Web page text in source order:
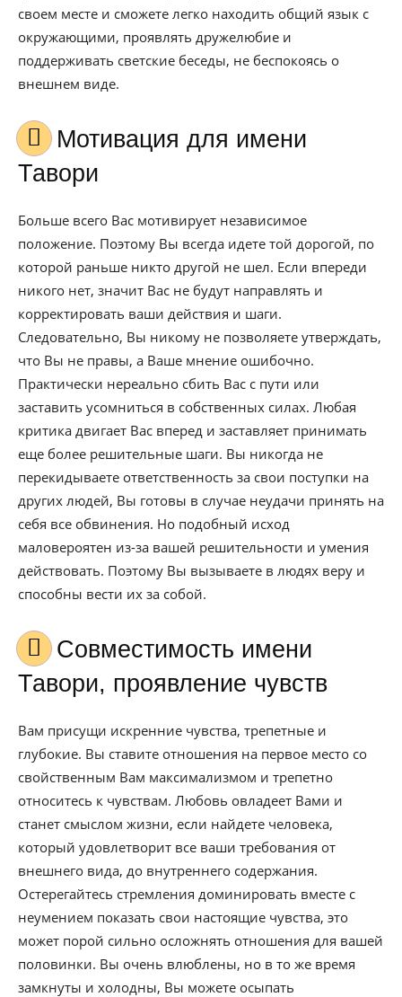
своем месте и сможете легко находить общий язык с
окружающими, проявлять дружелюбие и
поддерживать светские беседы, не беспокоясь о
внешнем виде.
Мотивация для имени
Тавори
Больше всего Вас мотивирует независимое
положение. Поэтому Вы всегда идете той дорогой, по
которой раньше никто другой не шел. Если впереди
никого нет, значит Вас не будут направлять и
корректировать ваши действия и шаги.
Следовательно, Вы никому не позволяете утверждать,
что Вы не правы, а Ваше мнение ошибочно.
Практически нереально сбить Вас с пути или
заставить усомниться в собственных силах. Любая
критика двигает Вас вперед и заставляет принимать
еще более решительные шаги. Вы никогда не
перекидываете ответственность за свои поступки на
других людей, Вы готовы в случае неудачи принять на
себя все обвинения. Но подобный исход
маловероятен из-за вашей решительности и умения
действовать. Поэтому Вы вызываете в людях веру и
способны вести их за собой.
Совместимость имени
Тавори, проявление чувств
Вам присущи искренние чувства, трепетные и
глубокие. Вы ставите отношения на первое место со
свойственным Вам максимализмом и трепетно
относитесь к чувствам. Любовь овладеет Вами и
станет смыслом жизни, если найдете человека,
который удовлетворит все ваши требования от
внешнего вида, до внутреннего содержания.
Остерегайтесь стремления доминировать вместе с
неумением показать свои настоящие чувства, это
может порой сильно осложнять отношения для вашей
половинки. Вы очень влюблены, но в то же время
замкнуты и холодны, Вы можете осыпать